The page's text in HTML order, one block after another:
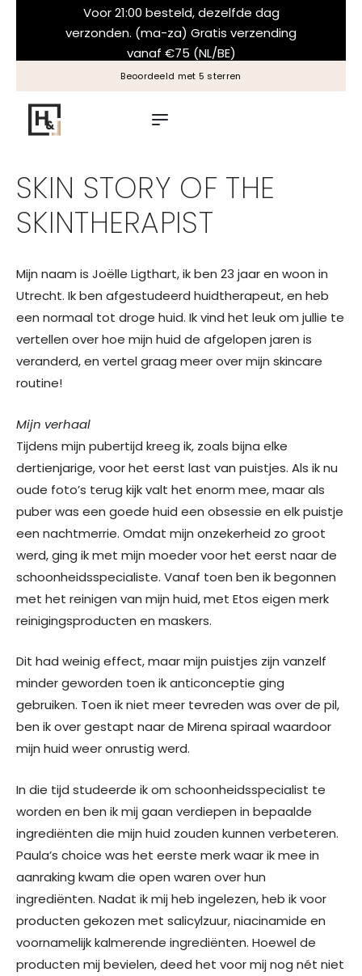
Voor 21:00 besteld, dezelfde dag
verzonden. (ma-za) Gratis verzending
vanaf €75 (NL/BE)
Altijd een natuurlijk resultaat
SKIN STORY OF THE
SKINTHERAPIST
Mijn naam is Joëlle Ligthart, ik ben 23 jaar en woon in
Utrecht. Ik ben afgestudeerd huidtherapeut, en heb
een normaal tot droge huid. Ik vind het leuk om jullie te
vertellen over hoe mijn huid de afgelopen jaren is
veranderd, en vertel graag meer over mijn skincare
routine!
Mijn verhaal
Tijdens mijn pubertijd kreeg ik, zoals bijna elke
dertienjarige, voor het eerst last van puistjes. Als ik nu
oude foto’s terug kijk valt het enorm mee, maar als
puber was een goede huid een obsessie en elk puistje
een nachtmerrie. Omdat mijn onzekerheid zo groot
werd, ging ik met mijn moeder voor het eerst naar de
schoonheidsspecialiste. Vanaf toen ben ik begonnen
met het reinigen van mijn huid, met Etos eigen merk
reinigingsproducten en maskers.
Dit had weinig effect, maar mijn puistjes zijn vanzelf
minder geworden toen ik anticonceptie ging
gebruiken. Toen ik niet meer tevreden was over de pil,
ben ik over gestapt naar de Mirena spiraal waardoor
mijn huid weer onrustig werd.
In die tijd studeerde ik om schoonheidsspecialist te
worden en ben ik mij gaan verdiepen in bepaalde
ingrediënten die mijn huid zouden kunnen verbeteren.
Paula’s choice was het eerste merk waar ik mee in
aanraking kwam die open waren over hun
ingrediënten. Nadat ik mij heb ingelezen, heb ik voor
producten gekozen met salicylzuur, niacinamide en
voornamelijk kalmerende ingrediënten. Hoewel de
producten mij bevielen, deed het voor mij nog nét niet